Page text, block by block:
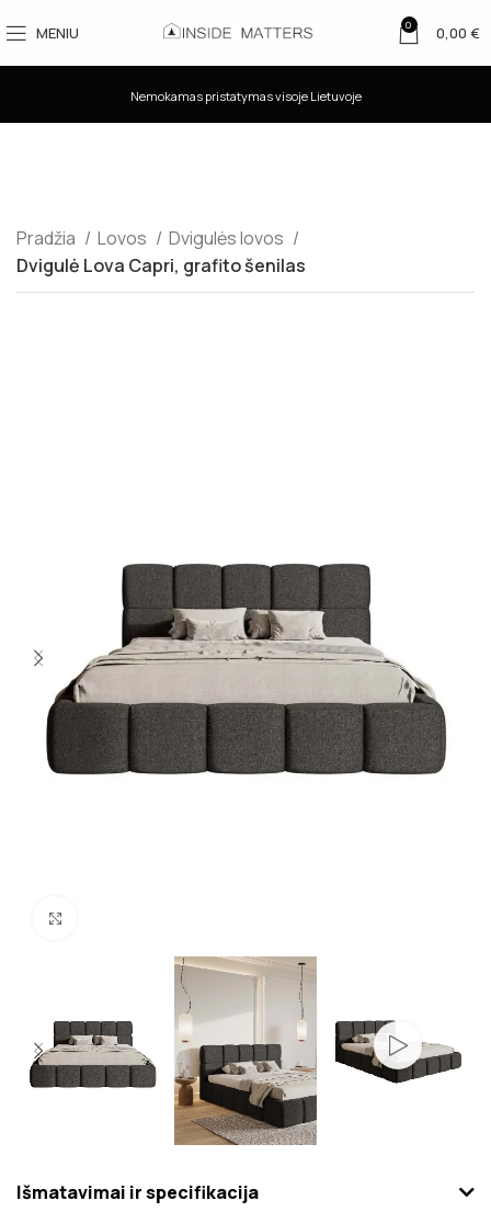
MENIU 0 0,00 €
Nemokamas pristatymas visoje Lietuvoje
Pradžia Lovos
Dvigulės lovos
Dvigulė Lova Capri, grafito šenilas
Išmatavimai ir specifikacija